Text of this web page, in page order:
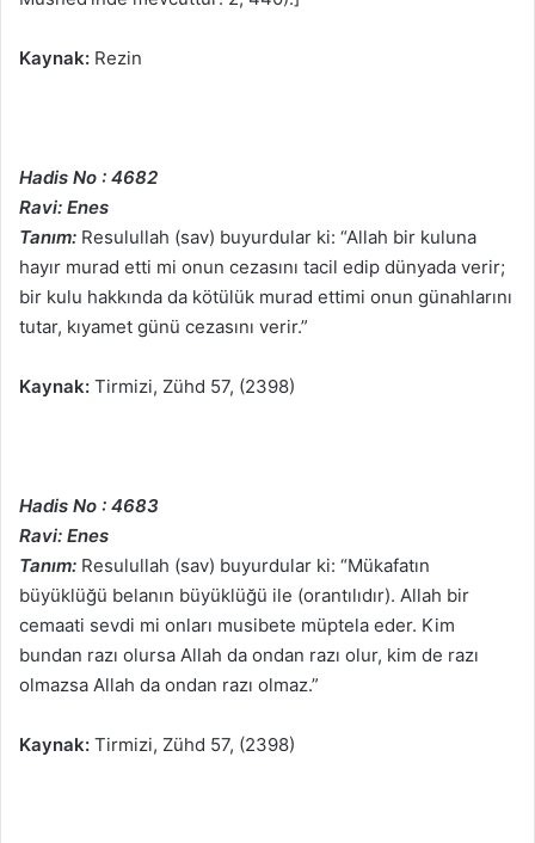
Kaynak: Rezin
Hadis No : 4682
Ravi: Enes
Tanım: Resulullah (sav) buyurdular ki: “Allah bir kuluna
hayır murad etti mi onun cezasını tacil edip dünyada verir;
bir kulu hakkında da kötülük murad ettimi onun günahlarını
tutar, kıyamet günü cezasını verir.”
Kaynak: Tirmizi, Zühd 57, (2398)
Hadis No : 4683
Ravi: Enes
Tanım: Resulullah (sav) buyurdular ki: “Mükafatın
büyüklüğü belanın büyüklüğü ile (orantılıdır). Allah bir
cemaati sevdi mi onları musibete müptela eder. Kim
bundan razı olursa Allah da ondan razı olur, kim de razı
olmazsa Allah da ondan razı olmaz.”
Kaynak: Tirmizi, Zühd 57, (2398)